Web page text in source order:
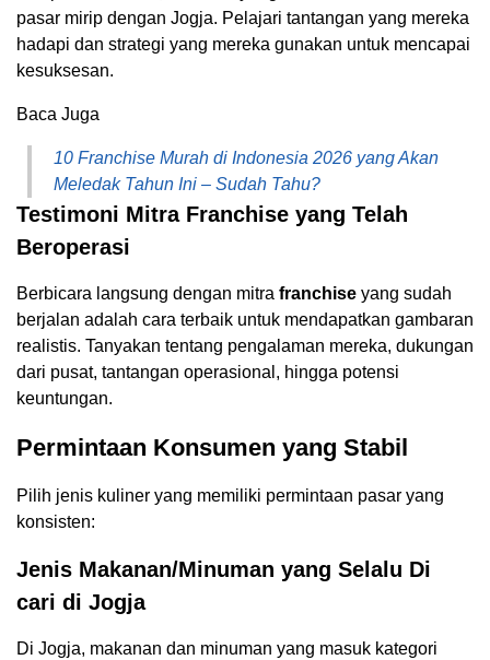
pasar mirip dengan Jogja. Pelajari tantangan yang mereka
hadapi dan strategi yang mereka gunakan untuk mencapai
kesuksesan.
Baca Juga
10 Franchise Murah di Indonesia 2026 yang Akan
Meledak Tahun Ini – Sudah Tahu?
Testimoni Mitra Franchise yang Telah
Beroperasi
Berbicara langsung dengan mitra franchise yang sudah
berjalan adalah cara terbaik untuk mendapatkan gambaran
realistis. Tanyakan tentang pengalaman mereka, dukungan
dari pusat, tantangan operasional, hingga potensi
keuntungan.
Permintaan Konsumen yang Stabil
Pilih jenis kuliner yang memiliki permintaan pasar yang
konsisten:
Jenis Makanan/Minuman yang Selalu Di
cari di Jogja
Di Jogja, makanan dan minuman yang masuk kategori